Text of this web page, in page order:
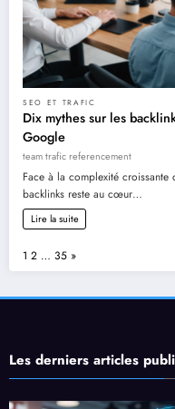
SEO ET TRAFIC
Dix mythes sur les
Google
team trafic referencement
Face à la complexité
backlinks reste au cœur…
Lire la suite
Page:
1 2 … 35 Next
»
Les derniers articles